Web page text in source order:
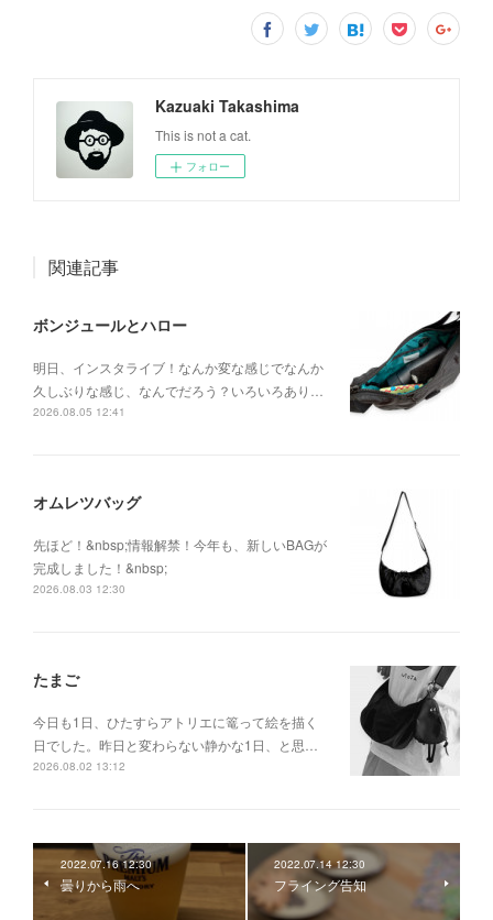
Kazuaki Takashima
This is not a cat.
フォロー
関連記事
ボンジュールとハロー
明日、インスタライブ！なんか変な感じでなんか
久しぶりな感じ、なんでだろう？いろいろあり…
2026.08.05 12:41
オムレツバッグ
先ほど！&nbsp;情報解禁！今年も、新しいBAGが
完成しました！&nbsp;
2026.08.03 12:30
たまご
今日も1日、ひたすらアトリエに篭って絵を描く
日でした。昨日と変わらない静かな1日、と思…
2026.08.02 13:12
2022.07.16 12:30
曇りから雨へ
2022.07.14 12:30
フライング告知